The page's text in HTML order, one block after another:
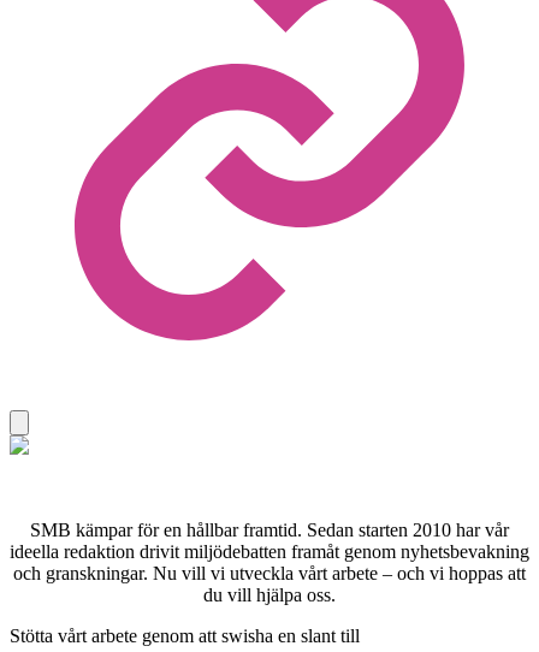
SMB kämpar för en hållbar framtid. Sedan starten 2010 har vår
ideella redaktion drivit miljödebatten framåt genom nyhetsbevakning
och granskningar. Nu vill vi utveckla vårt arbete – och vi hoppas att
du vill hjälpa oss.
Stötta vårt arbete genom att swisha en slant till